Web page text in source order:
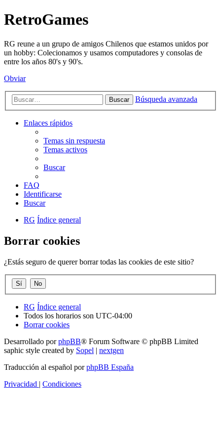
RetroGames
RG reune a un grupo de amigos Chilenos que estamos unidos por
un hobby: Colecionamos y usamos computadores y consolas de
entre los años 80's y 90's.
Obviar
Buscar Búsqueda avanzada
Enlaces rápidos
Temas sin respuesta
Temas activos
Buscar
FAQ
Identificarse
Buscar
RG Índice general
Borrar cookies
¿Estás seguro de querer borrar todas las cookies de este sitio?
RG Índice general
Todos los horarios son UTC-04:00
Borrar cookies
Desarrollado porphpBB® Forum Software © phpBB Limited
saphic style created by Sopel | nextgen
Traducción al español porphpBB España
Privacidad | Condiciones